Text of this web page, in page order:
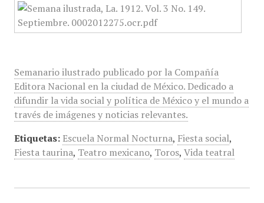
Semanario ilustrado publicado por la Compañía
Editora Nacional en la ciudad de México. Dedicado a
difundir la vida social y política de México y el mundo a
través de imágenes y noticias relevantes.
Etiquetas: Escuela Normal Nocturna, Fiesta social,
Fiesta taurina, Teatro mexicano, Toros, Vida teatral